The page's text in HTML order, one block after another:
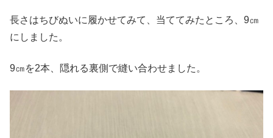
長さはちびぬいに履かせてみて、当ててみたところ、9㎝
にしました。
9㎝を2本、隠れる裏側で縫い合わせました。